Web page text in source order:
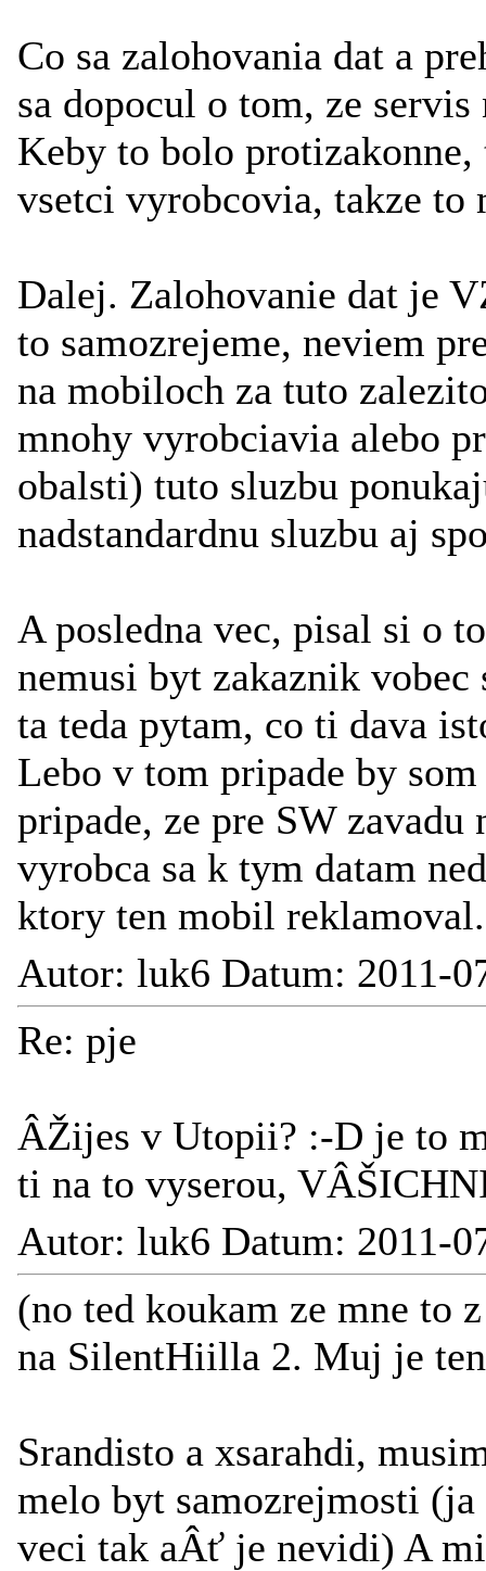
Co sa zalohovania dat a
sa dopocul o tom, ze
Keby to bolo protizakonne,
vsetci vyrobcovia, takze to
Dalej. Zalohovanie dat je
to samozrejeme, neviem
na mobiloch za tuto
mnohy vyrobciavia alebo
obalsti) tuto sluzbu
nadstandardnu sluzbu aj
A posledna vec, pisal si o
nemusi byt zakaznik
ta teda pytam, co ti dava
Lebo v tom pripade by
pripade, ze pre SW
vyrobca sa k tym datam
ktory ten mobil reklamoval.
Autor: luk6 Datum: 2011-
Re: pje
ÂŽijes v Utopii? :-D je to
ti na to vyserou,
Autor: luk6 Datum: 2011-
(no ted koukam ze mne to
na SilentHiilla 2. Muj je
Srandisto a xsarahdi,
melo byt samozrejmosti
veci tak aÂť je nevidi) A